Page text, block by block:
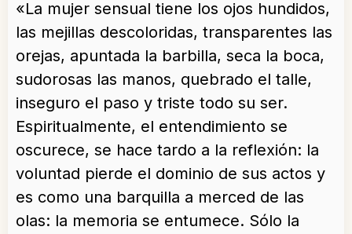
«La mujer sensual tiene los ojos hundidos,
las mejillas descoloridas, transparentes las
orejas, apuntada la barbilla, seca la boca,
sudorosas las manos, quebrado el talle,
inseguro el paso y triste todo su ser.
Espiritualmente, el entendimiento se
oscurece, se hace tardo a la reflexión: la
voluntad pierde el dominio de sus actos y
es como una barquilla a merced de las
olas: la memoria se entumece. Sólo la